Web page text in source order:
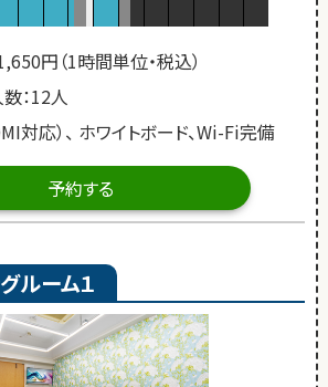
円（1時間単位・税込）
：12人
対応）、 ホワイトボード、Wi-Fi完備
予約する
ルーム１